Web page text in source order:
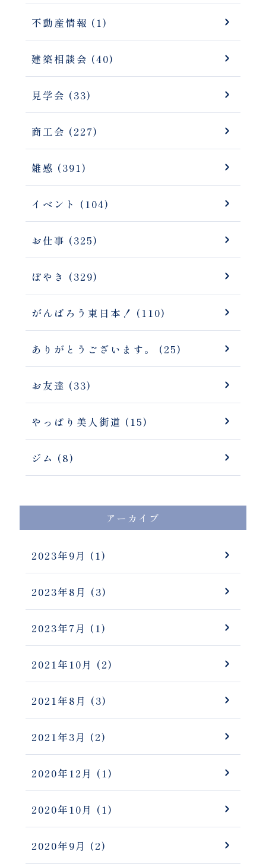
不動産情報 (1)
建築相談会 (40)
見学会 (33)
商工会 (227)
雑感 (391)
イベント (104)
お仕事 (325)
ぼやき (329)
がんばろう東日本！ (110)
ありがとうございます。 (25)
お友達 (33)
やっぱり美人街道 (15)
ジム (8)
アーカイブ
2023年9月 (1)
2023年8月 (3)
2023年7月 (1)
2021年10月 (2)
2021年8月 (3)
2021年3月 (2)
2020年12月 (1)
2020年10月 (1)
2020年9月 (2)